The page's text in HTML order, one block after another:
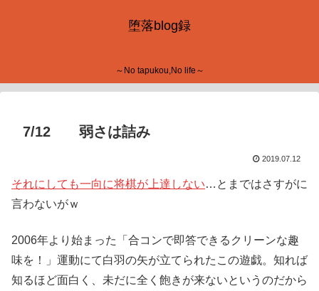
堕落blog録
～No tapukou,No life～
7/12 弱さは詰み
2019.07.12
それにしても一向に将棋が上達しない…とまではさすがに
言わないがｗ
2006年より始まった「合コンで即答できるクリーンな趣
味を！」運動にて白羽の矢が立てられたこの遊戯。知れば
知るほど面白く、未だに全く飽きが来ないというのだから